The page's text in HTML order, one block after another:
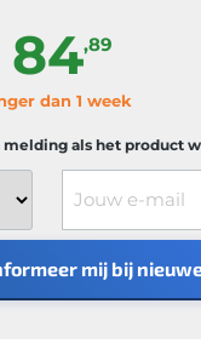
84,89
dan 1 week
als het product
mij bij